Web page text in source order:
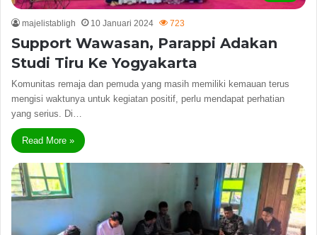
majelistabligh 10 Januari 2024 723
Support Wawasan, Parappi Adakan
Studi Tiru Ke Yogyakarta
Komunitas remaja dan pemuda yang masih memiliki kemauan terus
mengisi waktunya untuk kegiatan positif, perlu mendapat perhatian
yang serius. Di…
Read More »